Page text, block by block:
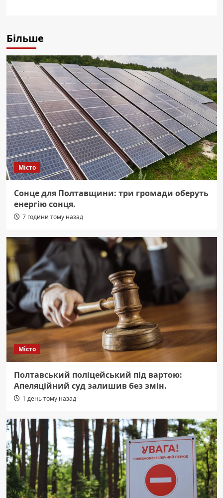
Більше
Місто
Сонце для Полтавщини: три громади оберуть
енергію сонця.
7 години тому назад
Місто
Полтавський поліцейський під вартою:
Апеляційний суд залишив без змін.
1 день тому назад